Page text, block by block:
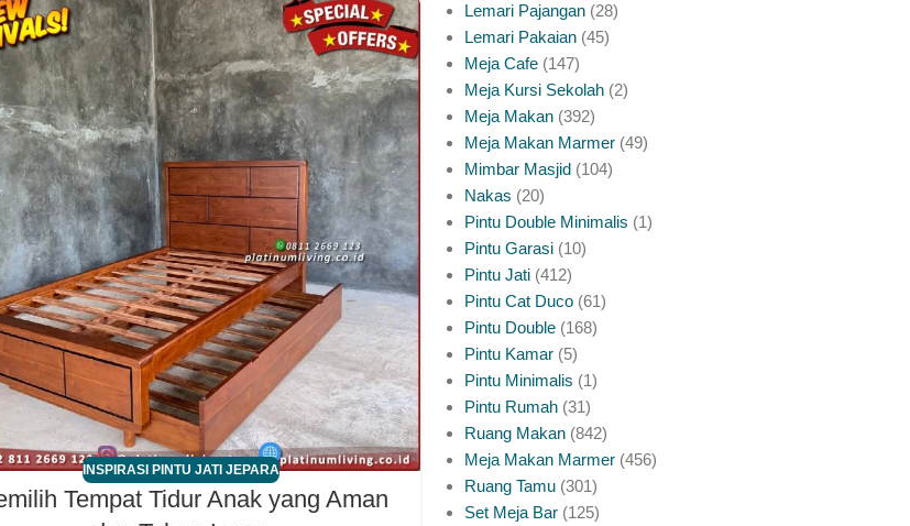
INSPIRASI PINTU JATI JEPARA
Tempat Tidur Anak yang Aman
INSPIRASI PINTU JATI JEPARA
Meja Makan Marmer Rangka Jati Yang
Perlu Anda Ketahui
Posted by
Meja makan marmer dengan rangka kayu jati jadi salah
satu kombinasi paling dicari untuk ruang makan yang ingin
tampil lebih mewah diban...
Lemari Pajangan 28
Lemari Pakaian 45
Meja Cafe 147
Meja Kursi Sekolah 2
Meja Makan 392
Meja Makan Marmer 49
Mimbar Masjid 104
Nakas 20
Pintu Double Minimalis 1
Pintu Garasi 10
Pintu Jati 412
Pintu Cat Duco 61
Pintu Double 168
Pintu Kamar 5
Pintu Minimalis 1
Pintu Rumah 31
Ruang Makan 842
Meja Makan Marmer 456
Ruang Tamu 301
Set Meja Bar 125